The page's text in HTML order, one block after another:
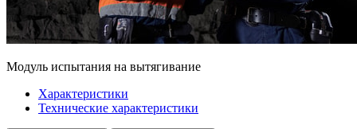
Модуль испытания на вытягивание
Характеристики
Технические характеристики